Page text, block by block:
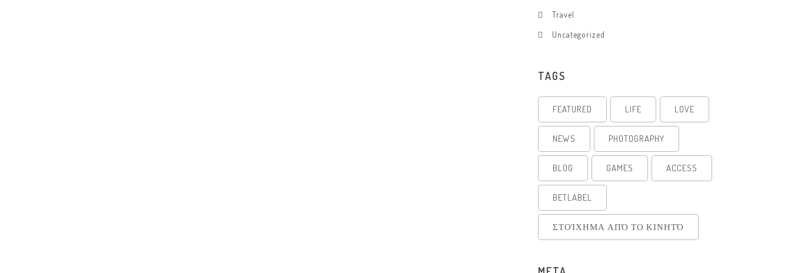
Travel
Uncategorized
TAGS
FEATURED LIFE LOVE
NEWS PHOTOGRAPHY
BLOG GAMES ACCESS
BETLABEL
ΣΤΟΊΧΗΜΑ ΑΠΌ ΤΟ ΚΙΝΗΤΌ